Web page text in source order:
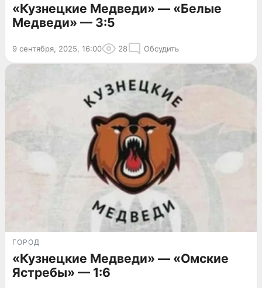
«Кузнецкие Медведи» — «Белые
Медведи» — 3:5
9 сентября, 2025, 16:00 28 Обсудить
ГОРОД
«Кузнецкие Медведи» — «Омские
Ястребы» — 1:6